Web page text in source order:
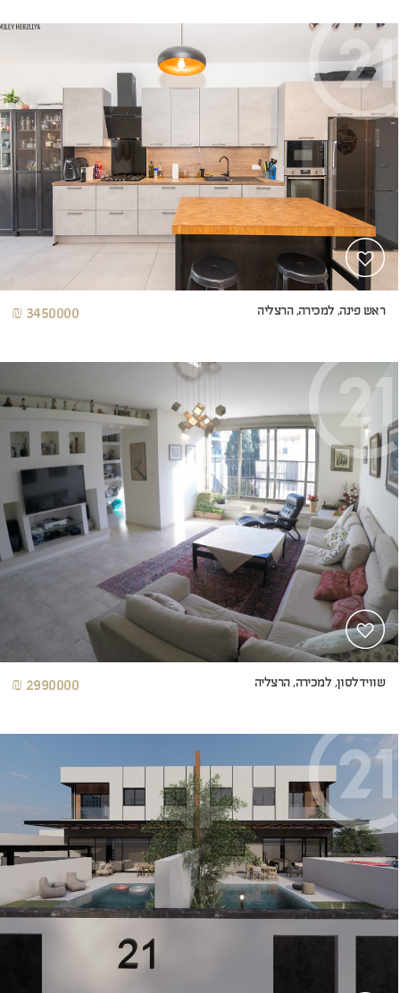
ראש פינה, למכירה, הרצליה 3450000 ₪
שווידלסון, למכירה, הרצליה 2990000 ₪